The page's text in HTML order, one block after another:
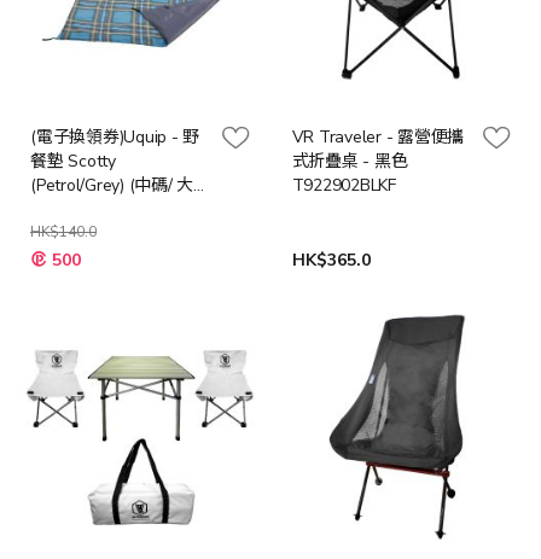
(電子換領券)Uquip - 野
餐墊 Scotty
(Petrol/Grey) (中碼/ 大
HK$140.0
500
VR Traveler - 露營便攜
式折疊桌 - 黑色
T922902BLKF
HK$365.0